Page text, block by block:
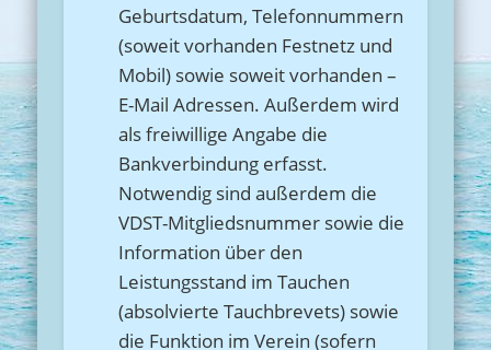
Geburtsdatum, Telefonnummern
(soweit vorhanden Festnetz und
Mobil) sowie soweit vorhanden –
E-Mail Adressen. Außerdem wird
als freiwillige Angabe die
Bankverbindung erfasst.
Notwendig sind außerdem die
VDST-Mitgliedsnummer sowie die
Information über den
Leistungsstand im Tauchen
(absolvierte Tauchbrevets) sowie
die Funktion im Verein (sofern